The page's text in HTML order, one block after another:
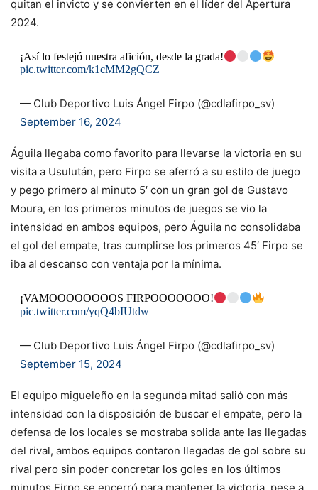
quitan el invicto y se convierten en el líder del Apertura
2024.
¡Así lo festejó nuestra afición, desde la grada!
pic.twitter.com/k1cMM2gQCZ
— Club Deportivo Luis Ángel Firpo (@cdlafirpo_sv)
September 16, 2024
Águila llegaba como favorito para llevarse la victoria en su
visita a Usulután, pero Firpo se aferró a su estilo de juego
y pego primero al minuto 5′ con un gran gol de Gustavo
Moura, en los primeros minutos de juegos se vio la
intensidad en ambos equipos, pero Águila no consolidaba
el gol del empate, tras cumplirse los primeros 45′ Firpo se
iba al descanso con ventaja por la mínima.
¡VAMOOOOOOOOS FIRPOOOOOOO!
pic.twitter.com/yqQ4bIUtdw
— Club Deportivo Luis Ángel Firpo (@cdlafirpo_sv)
September 15, 2024
El equipo migueleño en la segunda mitad salió con más
intensidad con la disposición de buscar el empate, pero la
defensa de los locales se mostraba solida ante las llegadas
del rival, ambos equipos contaron llegadas de gol sobre su
rival pero sin poder concretar los goles en los últimos